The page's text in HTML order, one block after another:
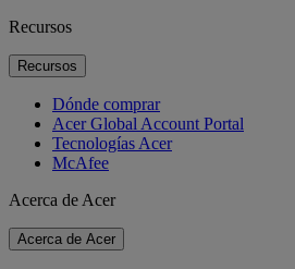
Recursos
Recursos
Dónde comprar
Acer Global Account Portal
Tecnologías Acer
McAfee
Acerca de Acer
Acerca de Acer